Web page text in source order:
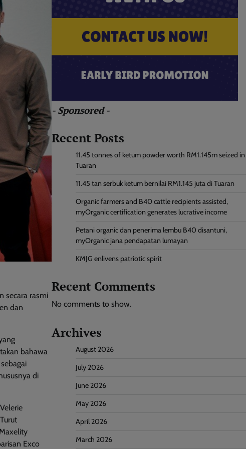
secara rasmi
dan
bahawa
di
Exco
- Sponsored -
Recent Posts
11.45 tonnes of ketum powder worth RM1.145m seized in
Tuaran
11.45 tan serbuk ketum bernilai RM1.145 juta di Tuaran
Organic farmers and B40 cattle recipients assisted,
myOrganic certification generates lucrative income
Petani organic dan penerima lembu B40 disantuni,
myOrganic jana pendapatan lumayan
KMJG enlivens patriotic spirit
Recent Comments
No comments to show.
Archives
August 2026
July 2026
June 2026
May 2026
April 2026
March 2026